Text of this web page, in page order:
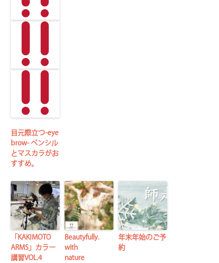
目元際立つ-eye
brow- ペンシル
とマスカラがお
すすめ。
「KAKIMOTO
ARMS」カラー
講習VOL.4
Beautyfully.
with
nature
年末年始のご予
約